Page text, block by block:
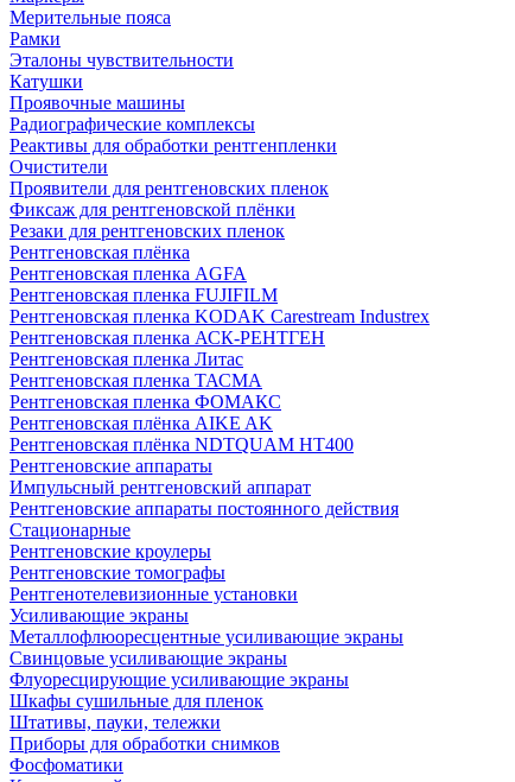
Мерительные пояса
Рамки
Эталоны чувствительности
Катушки
Проявочные машины
Радиографические комплексы
Реактивы для обработки рентгенпленки
Очистители
Проявители для рентгеновских пленок
Фиксаж для рентгеновской плёнки
Резаки для рентгеновских пленок
Рентгеновская плёнка
Рентгеновская пленка AGFA
Рентгеновская пленка FUJIFILM
Рентгеновская пленка KODAK Carestream Industrex
Рентгеновская пленка АСК-РЕНТГЕН
Рентгеновская пленка Литас
Рентгеновская пленка ТАСМА
Рентгеновская пленка ФОМАКС
Рентгеновская плёнка AIKE AK
Рентгеновская плёнка NDTQUAM HT400
Рентгеновские аппараты
Импульсный рентгеновский аппарат
Рентгеновские аппараты постоянного действия
Стационарные
Рентгеновские кроулеры
Рентгеновские томографы
Рентгенотелевизионные установки
Усиливающие экраны
Металлофлюоресцентные усиливающие экраны
Свинцовые усиливающие экраны
Флуоресцирующие усиливающие экраны
Шкафы сушильные для пленок
Штативы, пауки, тележки
Приборы для обработки снимков
Фосфоматики